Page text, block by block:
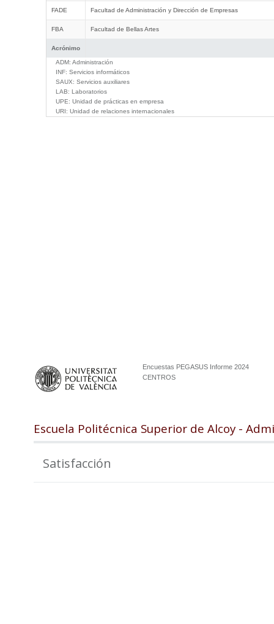
Acrónimo
FADE Facultad de Administración y Dirección de Empresas
FBA Facultad de Bellas Artes
ADM: Administración
INF: Servicios informáticos
SAUX: Servicios auxiliares
LAB: Laboratorios
UPE: Unidad de prácticas en empresa
URI: Unidad de relaciones internacionales
Encuestas PEGASUS Informe 2024
CENTROS
Escuela Politécnica Superior de Alcoy -
Satisfacción